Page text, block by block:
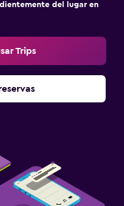
del lugar en
Trips